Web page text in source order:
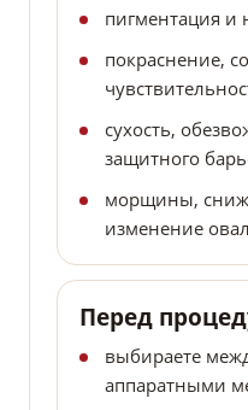
пигментация и
покраснение,
сухость,
защитного
морщины,
изменение
Перед
выбираете
аппаратными